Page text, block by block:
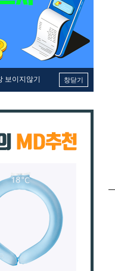
보이지않기 창닫기